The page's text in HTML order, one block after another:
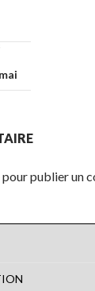
pour publier un